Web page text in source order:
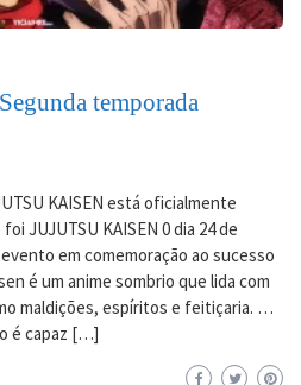
temporada
KAISEN está oficialmente
JUJUTSU KAISEN 0 dia 24 de
em comemoração ao sucesso
é um anime sombrio que lida com
maldições, espíritos e feitiçaria. …
é capaz […]